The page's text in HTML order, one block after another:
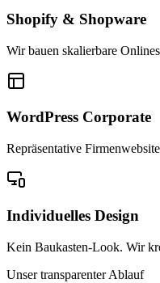
Shopify & Shopware
Wir bauen skalierbare
WordPress Corporate
Repräsentative
Individuelles Design
Kein Baukasten-Look. Wir
Unser transparenter Ablauf